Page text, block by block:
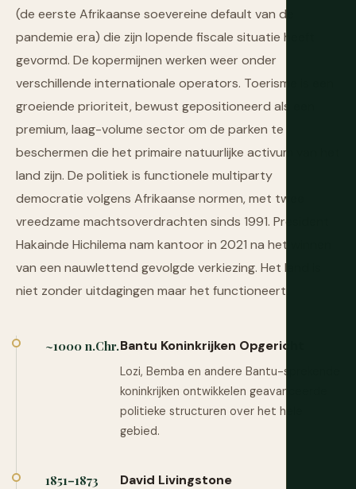
(de eerste Afrikaanse soevereine default van de
pandemie era) die zijn lopende fiscale situatie heeft
gevormd. De kopermijnen werken weer onder
verschillende internationale operators. Toerisme is een
groeiende prioriteit, bewust gepositioneerd als een
premium, laag-volume sector om de parken te
beschermen die het primaire natuurlijke activum van het
land zijn. De politiek is functionele multiparty
democratie volgens Afrikaanse normen, met twee
vreedzame machtsoverdrachten sinds 1991. President
Hakainde Hichilema nam kantoor in 2021 na het winnen
van een nauwlettend gevolgde verkiezing. Het land is
niet zonder uitdagingen maar het functioneert.
~1000 n.Chr.Bantu Koninkrijken Opgericht
Lozi, Bemba en andere Bantu-sprekende
koninkrijken ontwikkelen geavanceerde
politieke structuren over het hele
gebied.
1851–1873 David Livingstone